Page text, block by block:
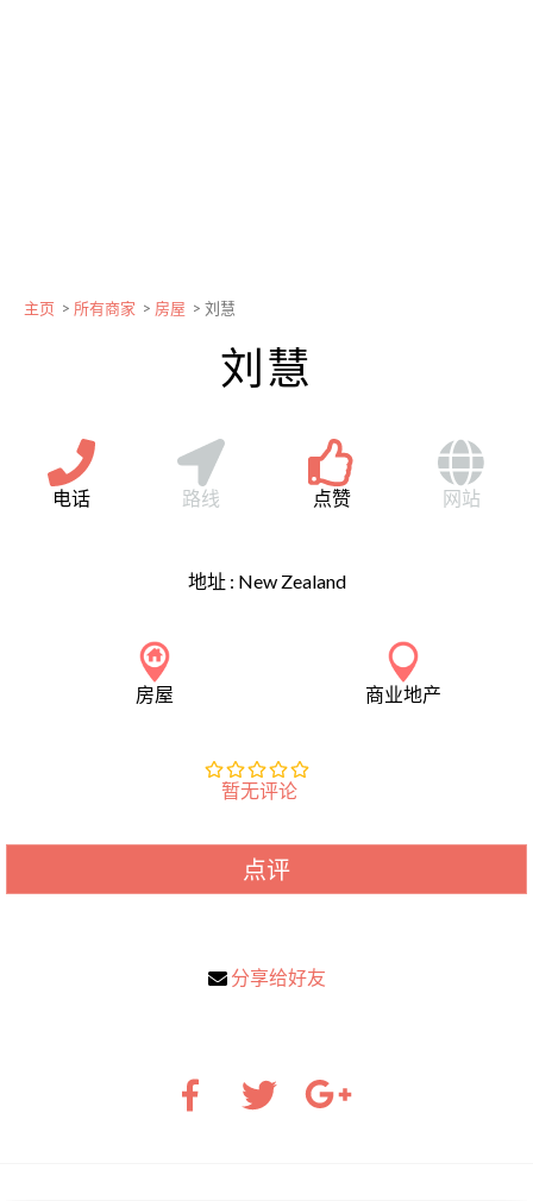
主页 > 所有商家 > 房屋 > 刘慧
刘慧
电话 路线 点赞 网站
地址 : New Zealand
房屋 商业地产
暂无评论
点评
分享给好友